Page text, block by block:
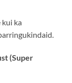
ka
(Super